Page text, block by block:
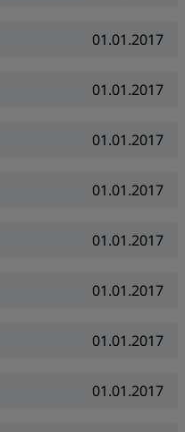
01.01.2017
01.01.2017
01.01.2017
01.01.2017
01.01.2017
01.01.2017
01.01.2017
01.01.2017